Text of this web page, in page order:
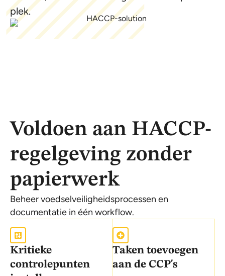
plek.
Voldoen aan HACCP-
regelgeving zonder
papierwerk
Beheer voedselveiligheidsprocessen en
documentatie in één workflow.
Kritieke
controlepunten
Taken toevoegen
aan de CCP's